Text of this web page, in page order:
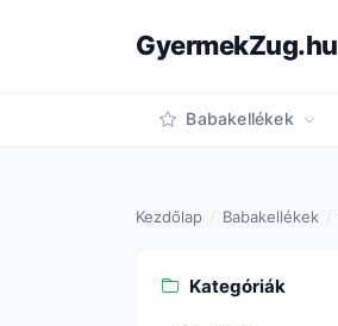
GyermekZug.hu
Babakellékek
Kezdőlap Babakellékek
Kategóriák